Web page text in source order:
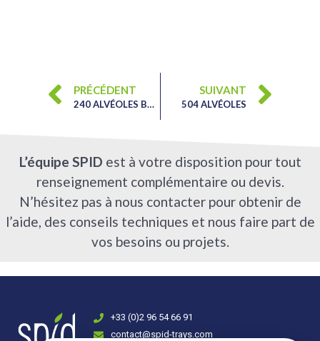
PRÉCÉDENT
240 ALVÉOLES BASSES V2
SUIVANT
504 ALVÉOLES
L’équipe SPID est à votre disposition pour tout
renseignement complémentaire ou devis.
N’hésitez pas à nous contacter pour obtenir de
l’aide, des conseils techniques et nous faire part de
vos besoins ou projets.
+33 (0)2 96 54 66 91
contact@spid-trays.com